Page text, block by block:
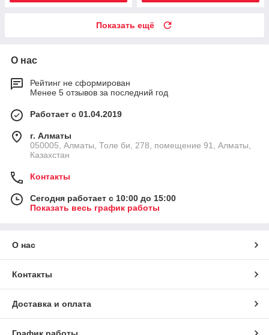
Показать ещё
О нас
Рейтинг не сформирован
Менее 5 отзывов за последний год
Работает с 01.04.2019
г. Алматы
050005, Алматы, Толе би, 278, помещение 91, Алматы,
Казахстан
Контакты
Сегодня работает с 10:00 до 15:00
Показать весь график работы
О нас
Контакты
Доставка и оплата
График работы